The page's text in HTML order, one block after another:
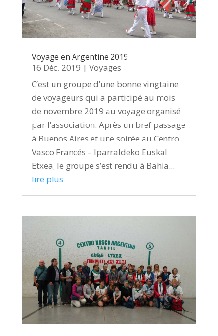
Voyage en Argentine 2019
16 Déc, 2019 | Voyages
C’est un groupe d’une bonne vingtaine
de voyageurs qui a participé au mois
de novembre 2019 au voyage organisé
par l’association. Après un bref passage
à Buenos Aires et une soirée au Centro
Vasco Francés – Iparraldeko Euskal
Etxea, le groupe s’est rendu à Bahía...
lire plus